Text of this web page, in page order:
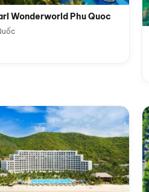
Wonderworld Phu Quoc